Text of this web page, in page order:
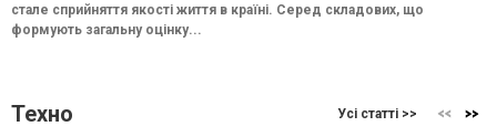
стале сприйняття якості життя в країні. Серед складових, що
формують загальну оцінку...
Техно Усі статті >>